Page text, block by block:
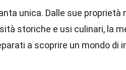
unica. Dalle sue proprietà
storiche e usi culinari, la
a scoprire un mondo di